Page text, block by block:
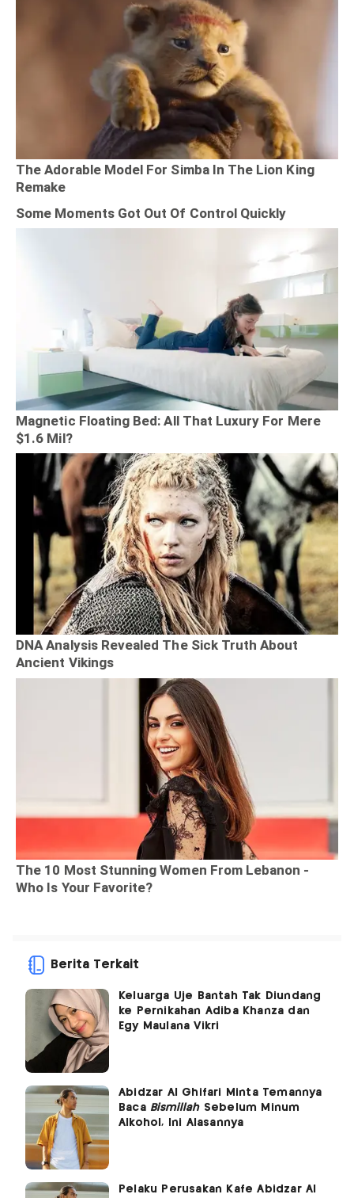
Berita Terkait
Keluarga Uje Bantah Tak Diundang
ke Pernikahan Adiba Khanza dan
Egy Maulana Vikri
Abidzar Al Ghifari Minta Temannya
Baca BismillahSebelum Minum
Alkohol, Ini Alasannya
Pelaku Perusakan Kafe Abidzar Al